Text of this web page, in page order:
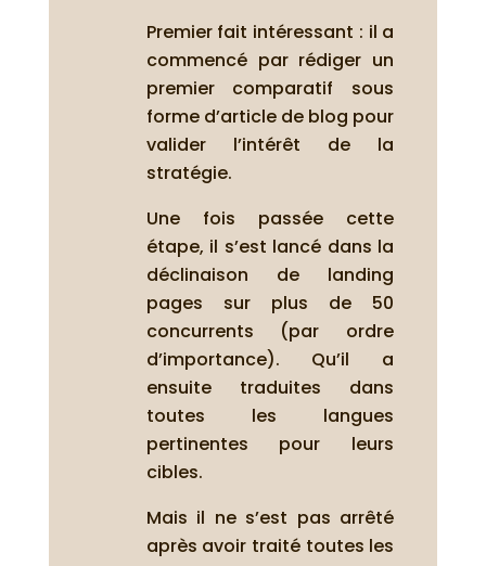
Premier fait intéressant : il a
commencé par rédiger un
premier comparatif sous
forme d’article de blog pour
valider l’intérêt de la
stratégie.
Une fois passée cette
étape, il s’est lancé dans la
déclinaison de landing
pages sur plus de 50
concurrents (par ordre
d’importance). Qu’il a
ensuite traduites dans
toutes les langues
pertinentes pour leurs
cibles.
Mais il ne s’est pas arrêté
après avoir traité toutes les